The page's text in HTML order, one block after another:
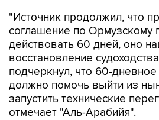
"Источник продолжил, что
соглашение по Ормузскому
действовать 60 дней, оно
восстановление
подчеркнул, что 60-
должно помочь выйти из
запустить технические
отмечает "Аль-Арабийя".